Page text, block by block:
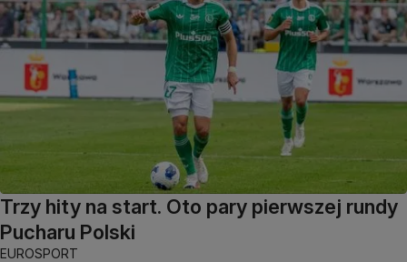
Trzy hity na start. Oto pary pierwszej rundy
Pucharu Polski
EUROSPORT